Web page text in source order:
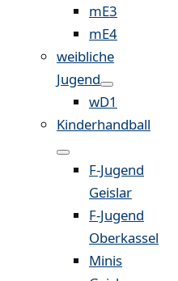
mE3
mE4
weibliche
Jugend
wD1
Kinderhandball
F-Jugend
Geislar
F-Jugend
Oberkassel
Minis